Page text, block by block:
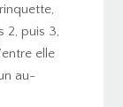
2, puis 3,
elle
au-